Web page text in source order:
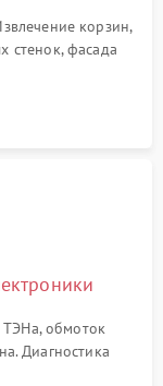
корзин,
стенок, фасада
помпе.
ТЭНа, обмоток
Диагностика
мутности,